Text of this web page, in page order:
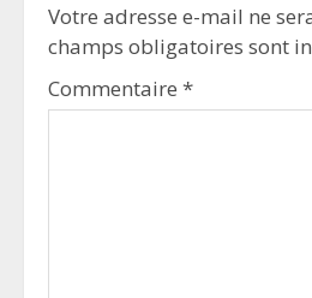
Votre adresse e-mail ne
champs obligatoires sont
Commentaire *